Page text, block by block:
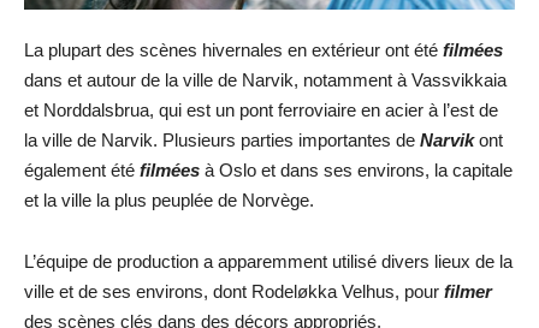
La plupart des scènes hivernales en extérieur ont été filmées
dans et autour de la ville de Narvik, notamment à Vassvikkaia
et Norddalsbrua, qui est un pont ferroviaire en acier à l’est de
la ville de Narvik. Plusieurs parties importantes de Narvikont
également été filmées à Oslo et dans ses environs, la capitale
et la ville la plus peuplée de Norvège.
L’équipe de production a apparemment utilisé divers lieux de la
ville et de ses environs, dont Rodeløkka Velhus, pour filmer
des scènes clés dans des décors appropriés.